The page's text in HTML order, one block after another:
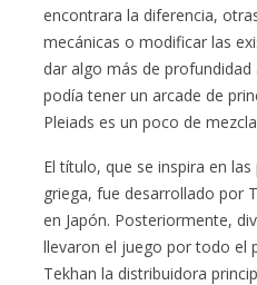
encontrara la diferencia,
mecánicas o modificar las
dar algo más de
podía tener un arcade de
Pleiads es un poco de
El título, que se inspira en
griega, fue desarrollado por
en Japón. Posteriormente,
llevaron el juego por todo el
Tekhan la distribuidora